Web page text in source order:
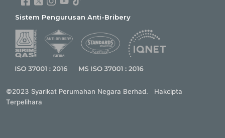
Sistem Pengurusan Anti-Bribery
©2023 Syarikat Perumahan Negara Berhad. Hakcipta
Terpelihara